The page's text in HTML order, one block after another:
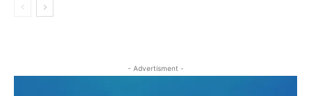
- Advertisment -